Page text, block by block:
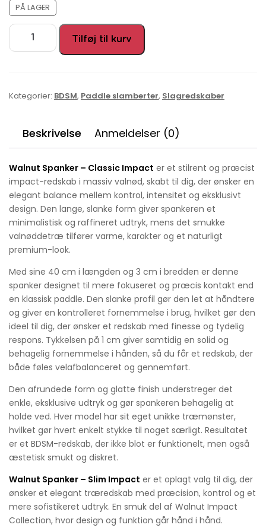
PÅ LAGER
Tilføj til kurv
Kategorier: BDSM, Paddle slamberter, Slagredskaber
Beskrivelse Anmeldelser (0)
Walnut Spanker – Classic Impact er et stilrent og præcist
impact-redskab i massiv valnød, skabt til dig, der ønsker en
elegant balance mellem kontrol, intensitet og eksklusivt
design. Den lange, slanke form giver spankeren et
minimalistisk og raffineret udtryk, mens det smukke
valnøddetræ tilfører varme, karakter og et naturligt
premium-look.
Med sine 40 cm i længden og 3 cm i bredden er denne
spanker designet til mere fokuseret og præcis kontakt end
en klassisk paddle. Den slanke profil gør den let at håndtere
og giver en kontrolleret fornemmelse i brug, hvilket gør den
ideel til dig, der ønsker et redskab med finesse og tydelig
respons. Tykkelsen på 1 cm giver samtidig en solid og
behagelig fornemmelse i hånden, så du får et redskab, der
både føles velafbalanceret og gennemført.
Den afrundede form og glatte finish understreger det
enkle, eksklusive udtryk og gør spankeren behagelig at
holde ved. Hver model har sit eget unikke træmønster,
hvilket gør hvert enkelt stykke til noget særligt. Resultatet
er et BDSM-redskab, der ikke blot er funktionelt, men også
æstetisk smukt og diskret.
Walnut Spanker – Slim Impact er et oplagt valg til dig, der
ønsker et elegant træredskab med præcision, kontrol og et
mere sofistikeret udtryk. En smuk del af Walnut Impact
Collection, hvor design og funktion går hånd i hånd.